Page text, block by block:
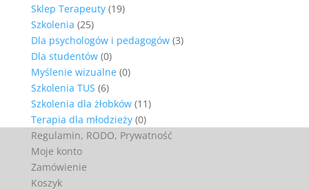
Sklep Terapeuty (19)
Szkolenia (25)
Dla psychologów i pedagogów (3)
Dla studentów (0)
Myślenie wizualne (0)
Szkolenia TUS (6)
Szkolenia dla żłobków (11)
Terapia dla młodzieży (0)
Regulamin, RODO, Prywatność
Moje konto
Zamówienie
Koszyk